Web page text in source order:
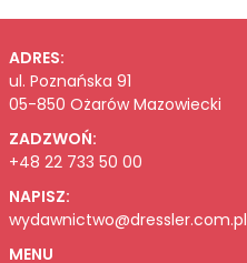
ADRES:
ul. Poznańska 91
05-850 Ożarów Mazowiecki
ZADZWOŃ:
+48 22 733 50 00
NAPISZ:
wydawnictwo@dressler.com.pl
MENU